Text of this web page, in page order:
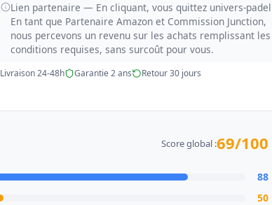
Lien partenaire — En cliquant, vous quittez univers-
En tant que Partenaire Amazon et Commission Junction,
nous percevons un revenu sur les achats remplissant les
conditions requises, sans surcoût pour vous.
Livraison 24-48h Garantie 2 ans Retour 30 jours
Score global :69/100
88
50